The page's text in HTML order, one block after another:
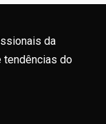
da
tendências do